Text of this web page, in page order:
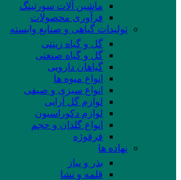
ماشین آلات سورتینگ
فرآوری محصولات
تولیدات گیاهی و صنایع وابسته
گل و گیاه زینتی
گل و گیاه صنعتی
گیاهان دارویی
انواع میوه ها
انواع سبزی و صیفی
لوازم گل آرایی
لوازم دکوراسیون
انواع گلدان و حجم
فرفوژه
نهاده ها
بذر و پیاز
قلمه و نشا